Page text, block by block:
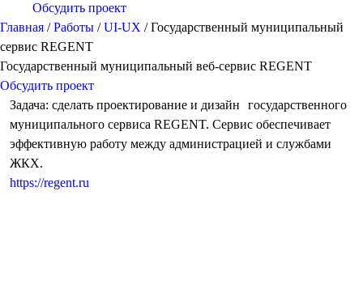
Обсудить проект
Главная /Работы /UI-UX /Государственный муниципальный
сервис REGENT
Государственный муниципальный веб-сервис REGENT
Обсудить проект
Задача: сделать проектирование и дизайн государственного
муниципального сервиса REGENT. Сервис обеспечивает
эффективную работу между администрацией и службами
ЖКХ.
https://regent.ru